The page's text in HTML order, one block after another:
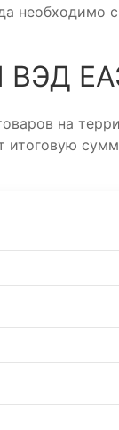
ВЭД
на
итоговую